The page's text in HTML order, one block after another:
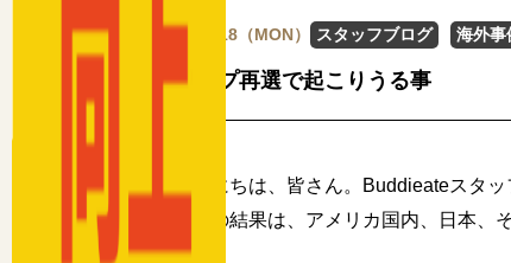
2024/11/18（MON） スタッフブログ 海外事
トランプ再選で起こりうる事
こんにちは、皆さん。Buddieateスタ
す。この結果は、アメリカ国内、日本、